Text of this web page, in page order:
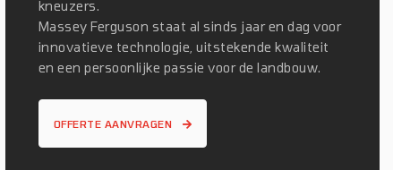
kneuzers.
Massey Ferguson staat al sinds jaar en dag voor
innovatieve technologie, uitstekende kwaliteit
en een persoonlijke passie voor de landbouw.
OFFERTE AANVRAGEN